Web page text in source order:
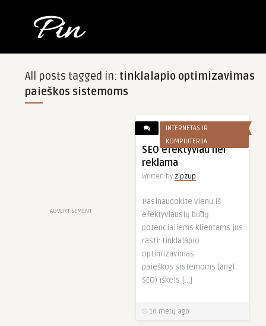
All posts tagged in: tinklalapio optimizavimas
paieškos sistemoms
ADVERTISEMENT
INTERNETAS IR
KOMPIUTERIJA
SEO efektyviau nei
reklama
Written by zipzup
Pasinaudokite vienu iš
efektyviausių būdų
potencialiems klientams jus
rasti: tinklalapio
optimizavimas
paieškos sistemoms (angl.
SEO) iškels […]
10 metų ago